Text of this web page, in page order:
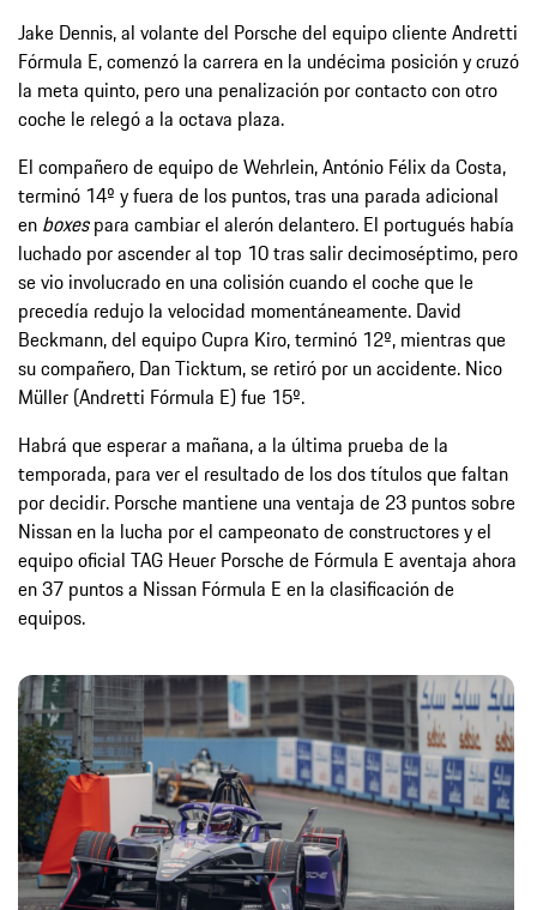
Jake Dennis, al volante del Porsche del equipo cliente Andretti
Fórmula E, comenzó la carrera en la undécima posición y cruzó
la meta quinto, pero una penalización por contacto con otro
coche le relegó a la octava plaza.
El compañero de equipo de Wehrlein, António Félix da Costa,
terminó 14º y fuera de los puntos, tras una parada adicional
en boxespara cambiar el alerón delantero. El portugués había
luchado por ascender al top 10 tras salir decimoséptimo, pero
se vio involucrado en una colisión cuando el coche que le
precedía redujo la velocidad momentáneamente. David
Beckmann, del equipo Cupra Kiro, terminó 12º, mientras que
su compañero, Dan Ticktum, se retiró por un accidente. Nico
Müller (Andretti Fórmula E) fue 15º.
Habrá que esperar a mañana, a la última prueba de la
temporada, para ver el resultado de los dos títulos que faltan
por decidir. Porsche mantiene una ventaja de 23 puntos sobre
Nissan en la lucha por el campeonato de constructores y el
equipo oficial TAG Heuer Porsche de Fórmula E aventaja ahora
en 37 puntos a Nissan Fórmula E en la clasificación de
equipos.